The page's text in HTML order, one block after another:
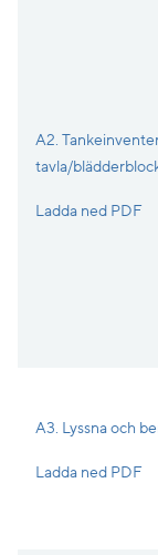
A2.
tavla/
Ladda ned PDF
A3. Lyssna och
Ladda ned PDF